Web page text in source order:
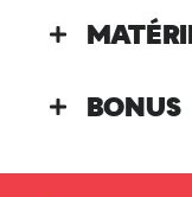
BONUS